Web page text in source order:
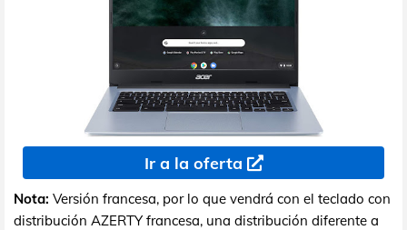
Ir a la oferta
Nota: Versión francesa, por lo que vendrá con el teclado con
distribución AZERTY francesa, una distribución diferente a